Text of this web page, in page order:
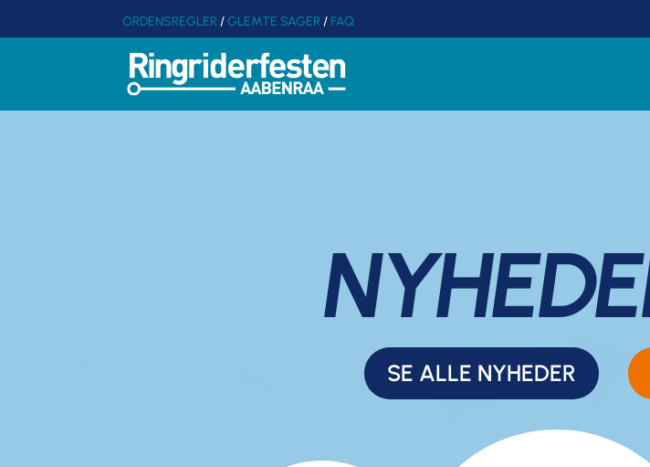
ORDENSREGLER /GLEMTE SAGER / FAQ
SE ALLE NYHEDER